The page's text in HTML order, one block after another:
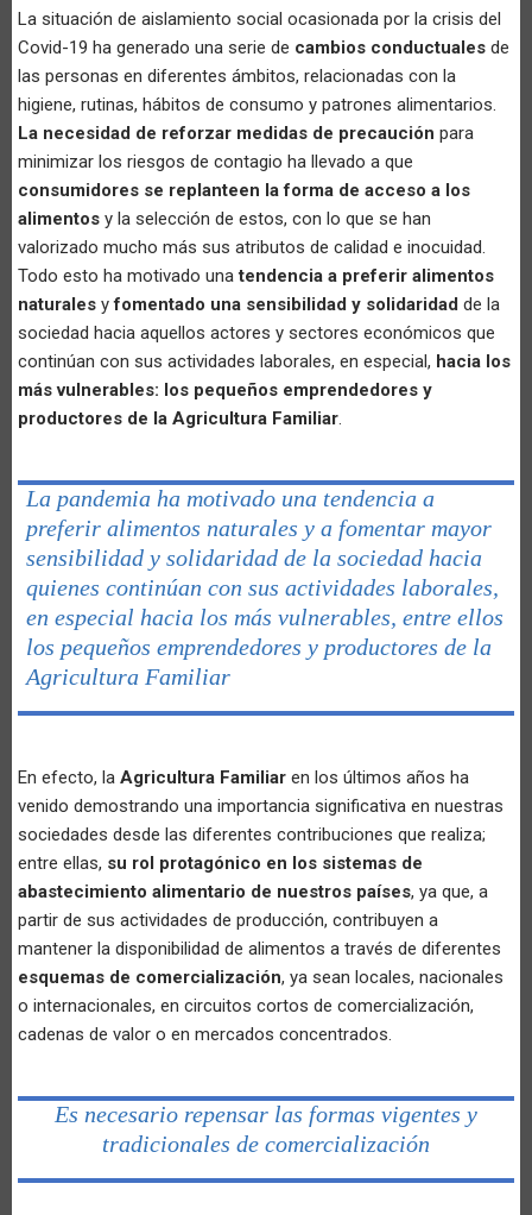
​La situación de aislamiento social ocasionada por la crisis del
Covid-19 ha generado una serie de cambios conductuales de
las personas en diferentes ámbitos, relacionadas con la
higiene, rutinas, hábitos de consumo y patrones alimentarios.
La necesidad de reforzar medidas de precaución para
minimizar los riesgos de contagio ha llevado a que
consumidores se replanteen la forma de acceso a los
alimentos y la selección de estos, con lo que se han
valorizado mucho más sus atributos de calidad e inocuidad.
Todo esto ha motivado unatendencia a preferir alimentos
naturales yfomentado una sensibilidad y solidaridad de la
sociedad hacia aquellos actores y sectores económicos que
continúan con sus actividades laborales, en especial, hacia los
más vulnerables: los pequeños emprendedores y
productores de la Agricultura Familiar.
La pandemia ha motivado una tendencia a
preferir alimentos naturales y a fomentar mayor
sensibilidad y solidaridad de la sociedad hacia
quienes continúan con sus actividades laborales,
en especial hacia los más vulnerables, entre ellos
los pequeños emprendedores y productores de la
Agricultura Familiar
En efecto, la Agricultura Familiar en los últimos años ha
venido demostrando una importancia significativa en nuestras
sociedades desde las diferentes contribuciones que realiza;
entre ellas, su rol protagónico en los sistemas de
abastecimiento alimentario de nuestros países, ya que, a
partir de sus actividades de producción, contribuyen a
mantener la disponibilidad de alimentos a través de diferentes
esquemas de comercialización, ya sean locales, nacionales
o internacionales, en circuitos cortos de comercialización,
cadenas de valor o en mercados concentrados.
Es necesario repensar las formas vigentes y
tradicionales de comercialización